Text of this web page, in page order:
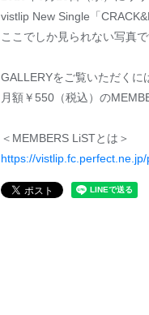
vistlip New Single「
ここでしか見られない写真
GALLERYをご覧いただくに
月額￥550（税込）の
＜MEMBERS LiSTとは＞
https://